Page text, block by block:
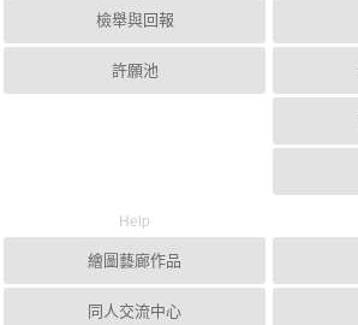
檢舉與回報
許願池
Help
繪圖藝廊作品
同人交流中心